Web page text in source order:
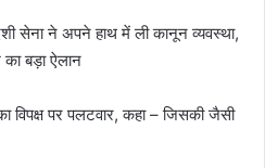
सेना ने अपने हाथ में ली कानून व्‍यवस्‍था,
बड़ा ऐलान
विपक्ष पर पलटवार, कहा – जिसकी जैसी